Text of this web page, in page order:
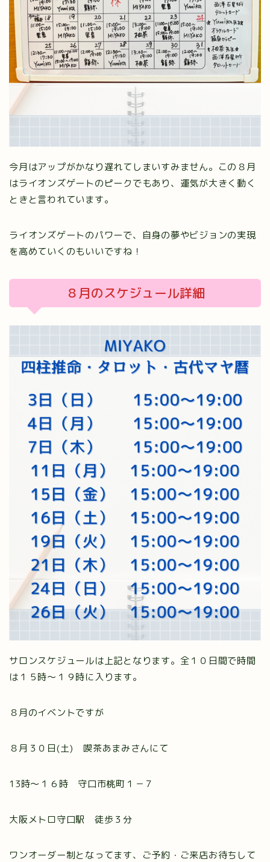
今月はアップがかなり遅れてしまいすみません。この８月
はライオンズゲートのピークでもあり、運気が大きく動く
ときと言われています。
ライオンズゲートのパワーで、自身の夢やビジョンの実現
を高めていくのもいいですね！
８月のスケジュール詳細
サロンスケジュールは上記となります。全１０日間で時間
は１５時～１９時に入ります。
８月のイベントですが
８月３０日(土) 喫茶あまみさんにて
13時～１６時 守口市桃町１－７
大阪メトロ守口駅 徒歩３分
ワンオーダー制となってます、ご予約・ご来店お待ちして